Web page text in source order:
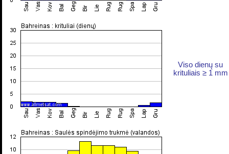
Viso dienų su
krituliais ≥ 1 mm